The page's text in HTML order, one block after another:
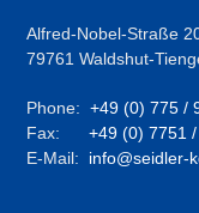
Alfred-Nobel-Straße
79761 Waldshut-
Phone:+49 (0) 775 /
Fax:+49 (0) 7751
E-Mail: info@seidler-